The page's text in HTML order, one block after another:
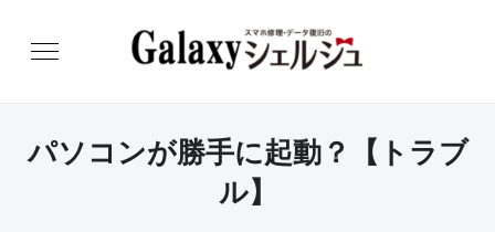
パソコンが勝手に起動？【トラブ
ル】